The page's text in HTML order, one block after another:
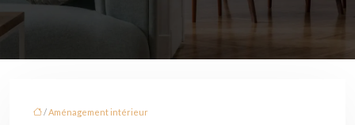
/Aménagement intérieur